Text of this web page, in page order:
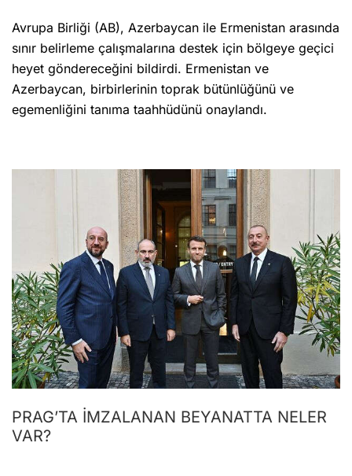
Avrupa Birliği (AB), Azerbaycan ile Ermenistan arasında
sınır belirleme çalışmalarına destek için bölgeye geçici
heyet göndereceğini bildirdi. Ermenistan ve
Azerbaycan, birbirlerinin toprak bütünlüğünü ve
egemenliğini tanıma taahhüdünü onaylandı.
PRAG’TA İMZALANAN BEYANATTA NELER
VAR?